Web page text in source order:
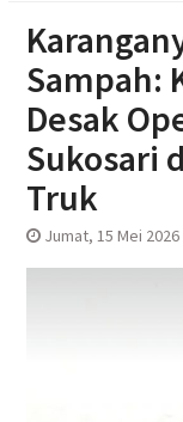
Sampah:
Desak
Sukosari
Truk
Jumat, 15 Mei 2026